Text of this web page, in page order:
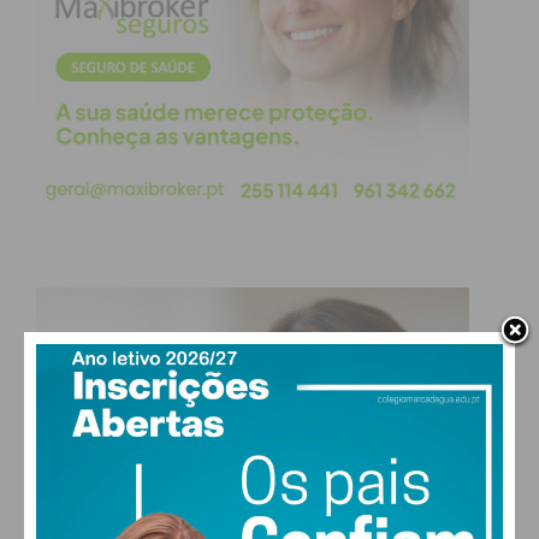
considera que a obra de Mário Cláudio, a ficção, o
teatro, a poesia, é na sua riqueza e diversidade,
uma das mais marcantes da Literatura portuguesa
actual… E, volto a recordar, há muito tempo,
também passou por aqui…
Leiamais artigosna página de opinião
Subscreva a newsletter do
Imediato
Assine nossa newsletter por e-mail e
obtenha de forma regular a informação
atualizada.